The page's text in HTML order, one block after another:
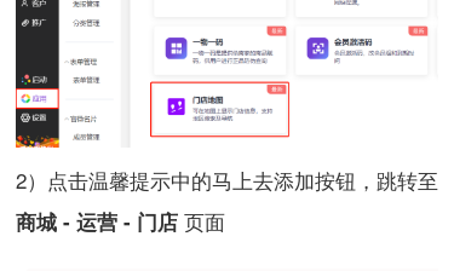
2）点击温馨提示中的马上去添加按钮，跳转至
商城 - 运营 - 门店 页面